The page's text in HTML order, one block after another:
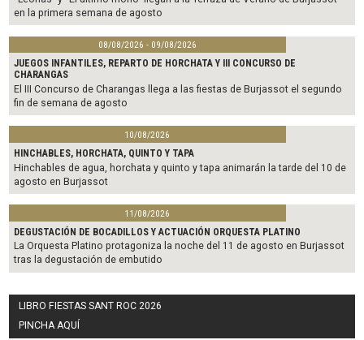
en la primera semana de agosto
08/08/2026 - 09/08/2026
JUEGOS INFANTILES, REPARTO DE HORCHATA Y III CONCURSO DE
CHARANGAS
El III Concurso de Charangas llega a las fiestas de Burjassot el segundo
fin de semana de agosto
10/08/2026
HINCHABLES, HORCHATA, QUINTO Y TAPA
Hinchables de agua, horchata y quinto y tapa animarán la tarde del 10 de
agosto en Burjassot
11/08/2026
DEGUSTACIÓN DE BOCADILLOS Y ACTUACIÓN ORQUESTA PLATINO
La Orquesta Platino protagoniza la noche del 11 de agosto en Burjassot
tras la degustación de embutido
LIBRO FIESTAS SANT ROC 2026
PINCHA AQUÍ